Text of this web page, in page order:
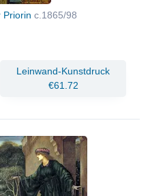
Priorin c.1865/98
Leinwand-Kunstdruck
€61.72